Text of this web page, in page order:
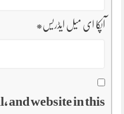
آپکا ای میل ایڈریس*
and website in this